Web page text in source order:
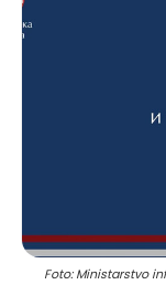
Foto: Ministarstvo